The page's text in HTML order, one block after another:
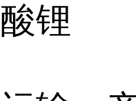
酸锂